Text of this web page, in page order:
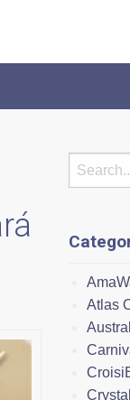
Atlas